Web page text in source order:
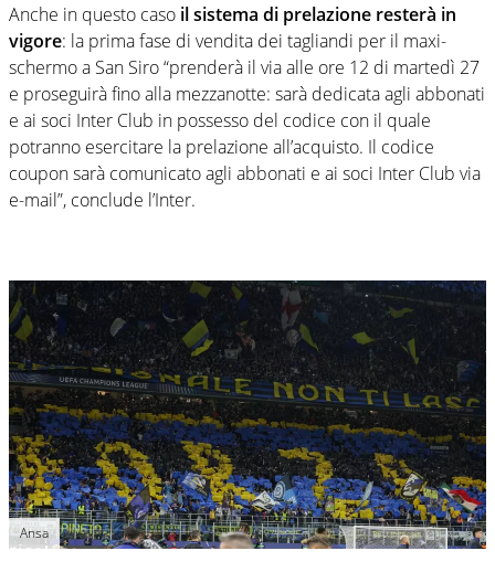
Anche in questo caso il sistema di prelazione resterà in
vigore: la prima fase di vendita dei tagliandi per il maxi-
schermo a San Siro “prenderà il via alle ore 12 di martedì 27
e proseguirà fino alla mezzanotte: sarà dedicata agli abbonati
e ai soci Inter Club in possesso del codice con il quale
potranno esercitare la prelazione all’acquisto. Il codice
coupon sarà comunicato agli abbonati e ai soci Inter Club via
e-mail”, conclude l’Inter.
Ansa